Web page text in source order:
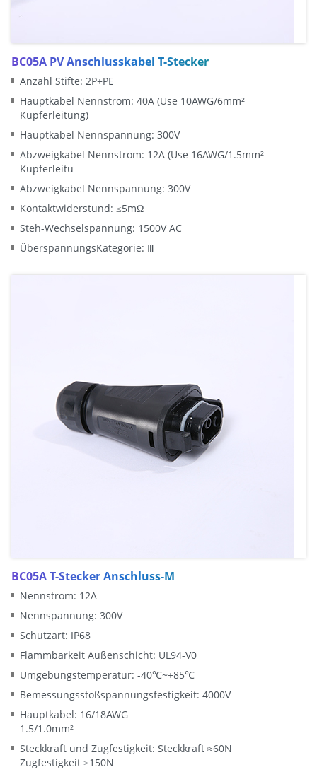
BC05A PV Anschlusskabel T-Stecker
Anzahl Stifte: 2P+PE
Hauptkabel Nennstrom: 40A (Use 10AWG/6mm²
Kupferleitung)
Hauptkabel Nennspannung: 300V
Abzweigkabel Nennstrom: 12A (Use 16AWG/1.5mm²
Kupferleitu
Abzweigkabel Nennspannung: 300V
Kontaktwiderstund: ≤5mΩ
Steh-Wechselspannung: 1500V AC
ÜberspannungsKategorie: Ⅲ
BC05A T-Stecker Anschluss-M
Nennstrom: 12A
Nennspannung: 300V
Schutzart: IP68
Flammbarkeit Außenschicht: UL94-V0
Umgebungstemperatur: -40℃~+85℃
Bemessungsstoßspannungsfestigkeit: 4000V
Hauptkabel: 16/18AWG
1.5/1.0mm²
Steckkraft und Zugfestigkeit: Steckkraft ≈60N
Zugfestigkeit ≥150N